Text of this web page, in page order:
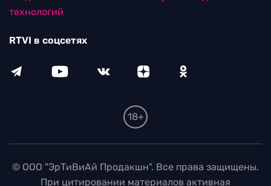
технологий
RTVI в соцсетях
18+
© ООО "ЭрТиВиАй Продакшн". Все права защищены.
При цитировании материалов активная